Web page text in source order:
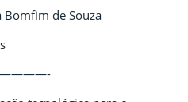
Bomfim de Souza